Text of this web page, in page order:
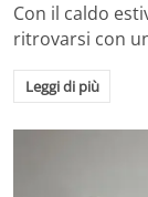
Con il caldo
ritrovarsi con
Leggi di più